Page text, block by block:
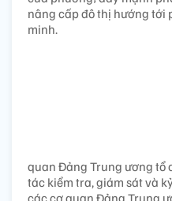
nâng cấp đô thị hướng tới
minh.
quan Đảng Trung ương tổ
tác kiểm tra, giám sát và